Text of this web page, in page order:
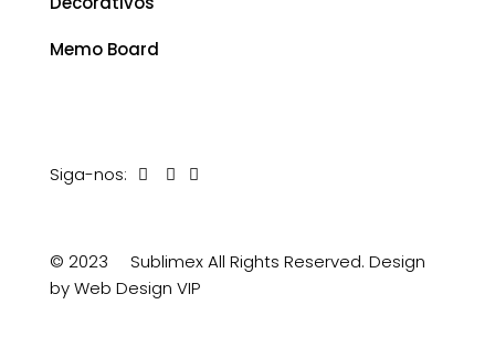
Memo Board
Siga-nos:
© 2023 Sublimex All Rights Reserved. Design
by Web Design VIP